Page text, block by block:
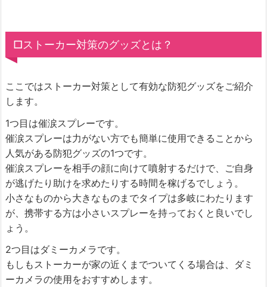
□ストーカー対策のグッズとは？
ここではストーカー対策として有効な防犯グッズをご紹介
します。
1つ目は催涙スプレーです。
催涙スプレーは力がない方でも簡単に使用できることから
人気がある防犯グッズの1つです。
催涙スプレーを相手の顔に向けて噴射するだけで、ご自身
が逃げたり助けを求めたりする時間を稼げるでしょう。
小さなものから大きなものまでタイプは多岐にわたります
が、携帯する方は小さいスプレーを持っておくと良いでし
ょう。
2つ目はダミーカメラです。
もしもストーカーが家の近くまでついてくる場合は、ダミ
ーカメラの使用をおすすめします。